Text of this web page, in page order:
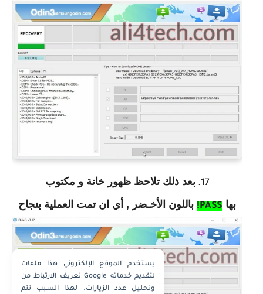
بعد ذلك تلاحظ ظهور خانة و مكتوب
بها PASS! باللون الأخـضر , أي ان تمت العملية بنجاح
يستخدم الموقع الإلكتروني هذا ملفات
تعريف الارتباط من Google لتقديم خدماته
وتحليل عدد الزيارات. لهذا السبب تتم